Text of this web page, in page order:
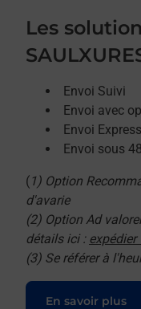
Les
Envoi Suivi
Envoi avec
Envoi
Envoi sous
( 1) Option
d'avarie
(2) Option Ad
détails ici : expédier
(3) Se référer à
En savoir plus
Le lien s'ouvre